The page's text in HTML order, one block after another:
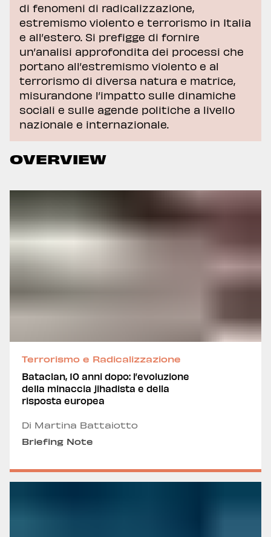
di fenomeni di radicalizzazione,
estremismo violento e terrorismo in Italia
e all’estero. Si prefigge di fornire
un’analisi approfondita dei processi che
portano all’estremismo violento e al
terrorismo di diversa natura e matrice,
misurandone l’impatto sulle dinamiche
sociali e sulle agende politiche a livello
nazionale e internazionale.
OVERVIEW
Terrorismo e Radicalizzazione
Bataclan, 10 anni dopo: l’evoluzione
della minaccia jihadista e della
risposta europea
Di Martina Battaiotto
Briefing Note